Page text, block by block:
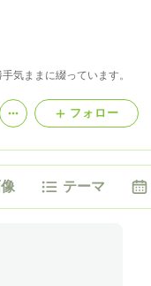
気ままに綴っています。
フォロー
テーマ